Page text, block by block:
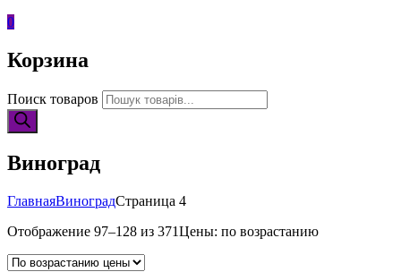
0
Корзина
Поиск товаров
Виноград
ГлавнаяВиноградСтраница 4
Отображение 97–128 из 371Цены: по возрастанию